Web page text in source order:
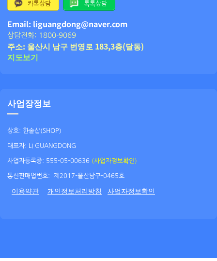
카톡상담 톡톡상담
Email: liguangdong@naver.com
상담전화: 1800-9069
주소: 울산시 남구 번영로 183,3층(달동)
지도보기
사업장정보
상호: 한솔샵(SHOP)
대표자: LI GUANGDONG
사업자등록증: 555-05-00636 (사업자정보확인)
통신판매업번호: 제2017-울산남구-0465호
이용약관 개인정보처리방침 사업자정보확인